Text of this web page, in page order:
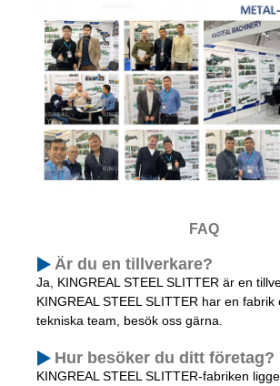
FAQ
Är du en tillverkare?
Ja, KINGREAL STEEL SLITTER är en
KINGREAL STEEL SLITTER har en
tekniska team, besök oss gärna.
Hur besöker du ditt företag?
KINGREAL STEEL SLITTER-fabriken